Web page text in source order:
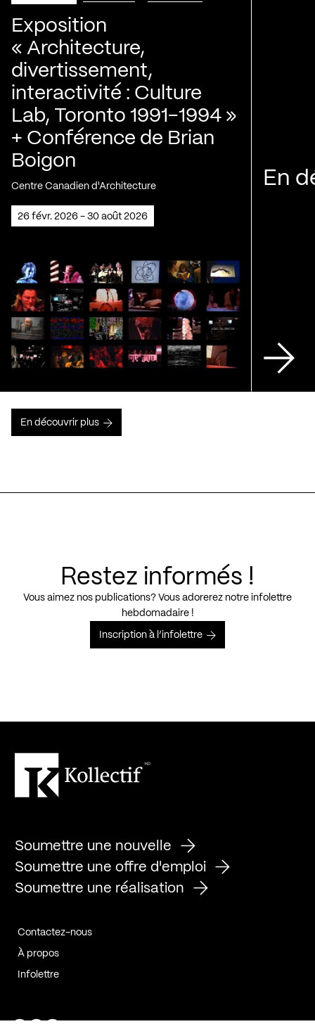
Exposition
« Architecture,
divertissement,
interactivité : Culture
Lab, Toronto 1991-1994 »
+ Conférence de Brian
Boigon
Centre Canadien d'Architecture
26 févr. 2026 - 30 août 2026
En
En découvrir plus
Restez informés !
Vous aimez nos publications? Vous adorerez notre infolettre
hebdomadaire !
Inscription à l’infolettre
Soumettre une nouvelle
Soumettre une offre d'emploi
Soumettre une réalisation
Contactez-nous
À propos
Infolettre